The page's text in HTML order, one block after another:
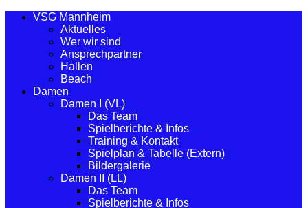
VSG Mannheim
Aktuelles
Wer wir sind
Ansprechpartner
Hallen
Beach
Damen
Damen I (VL)
Das Team
Spielberichte & Infos
Training & Kontakt
Spielplan & Tabelle (Extern)
Bildergalerie
Damen II (LL)
Das Team
Spielberichte & Infos